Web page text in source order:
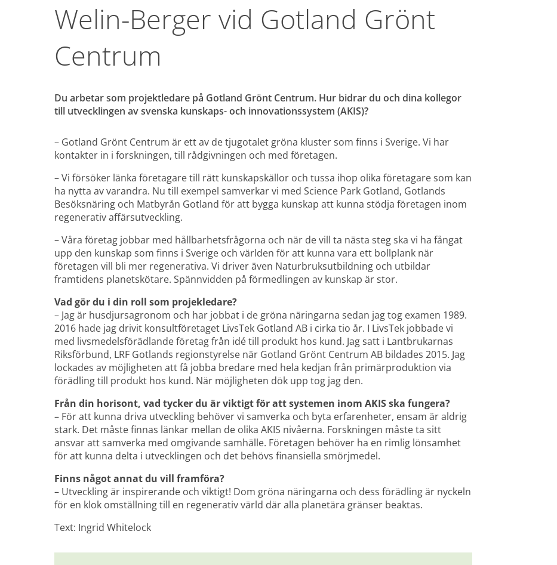
Welin-Berger vid Gotland Grönt
Centrum
Du arbetar som projektledare på Gotland Grönt Centrum. Hur bidrar du och dina kollegor
till utvecklingen av svenska kunskaps- och innovationssystem (AKIS)?
– Gotland Grönt Centrum är ett av de tjugotalet gröna kluster som finns i Sverige. Vi har
kontakter in i forskningen, till rådgivningen och med företagen.
– Vi försöker länka företagare till rätt kunskapskällor och tussa ihop olika företagare som kan
ha nytta av varandra. Nu till exempel samverkar vi med Science Park Gotland, Gotlands
Besöksnäring och Matbyrån Gotland för att bygga kunskap att kunna stödja företagen inom
regenerativ affärsutveckling.
– Våra företag jobbar med hållbarhetsfrågorna och när de vill ta nästa steg ska vi ha fångat
upp den kunskap som finns i Sverige och världen för att kunna vara ett bollplank när
företagen vill bli mer regenerativa. Vi driver även Naturbruksutbildning och utbildar
framtidens planetskötare. Spännvidden på förmedlingen av kunskap är stor.
Vad gör du i din roll som projekledare?
– Jag är husdjursagronom och har jobbat i de gröna näringarna sedan jag tog examen 1989.
2016 hade jag drivit konsultföretaget LivsTek Gotland AB i cirka tio år. I LivsTek jobbade vi
med livsmedelsförädlande företag från idé till produkt hos kund. Jag satt i Lantbrukarnas
Riksförbund, LRF Gotlands regionstyrelse när Gotland Grönt Centrum AB bildades 2015. Jag
lockades av möjligheten att få jobba bredare med hela kedjan från primärproduktion via
förädling till produkt hos kund. När möjligheten dök upp tog jag den.
Från din horisont, vad tycker du är viktigt för att systemen inom AKIS ska fungera?
– För att kunna driva utveckling behöver vi samverka och byta erfarenheter, ensam är aldrig
stark. Det måste finnas länkar mellan de olika AKIS nivåerna. Forskningen måste ta sitt
ansvar att samverka med omgivande samhälle. Företagen behöver ha en rimlig lönsamhet
för att kunna delta i utvecklingen och det behövs finansiella smörjmedel.
Finns något annat du vill framföra?
– Utveckling är inspirerande och viktigt! Dom gröna näringarna och dess förädling är nyckeln
för en klok omställning till en regenerativ värld där alla planetära gränser beaktas.
Text: Ingrid Whitelock